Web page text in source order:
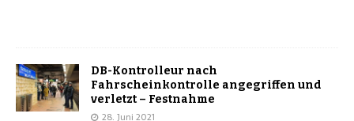
DB-Kontrolleur nach
Fahrscheinkontrolle angegriffen und
verletzt – Festnahme
28. Juni 2021